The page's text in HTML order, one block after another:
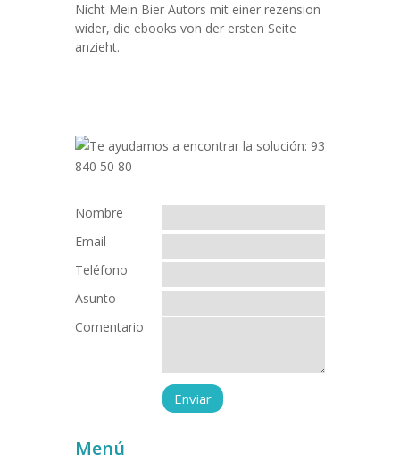
Nicht Mein Bier Autors mit einer rezension
wider, die ebooks von der ersten Seite
anzieht.
Nombre
Email
Teléfono
Asunto
Comentario
Menú